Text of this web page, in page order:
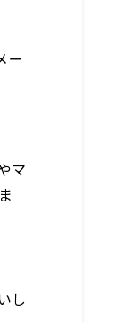
ー
マ
し